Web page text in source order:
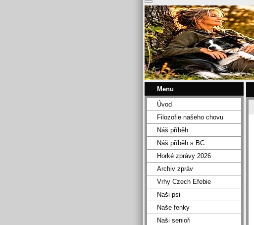
Menu
Úvod
Filozofie našeho chovu
Náš příběh
Náš příběh s BC
Horké zprávy 2026
Archiv zpráv
Vrhy Czech Efebie
Naši psi
Naše fenky
Naši senioři